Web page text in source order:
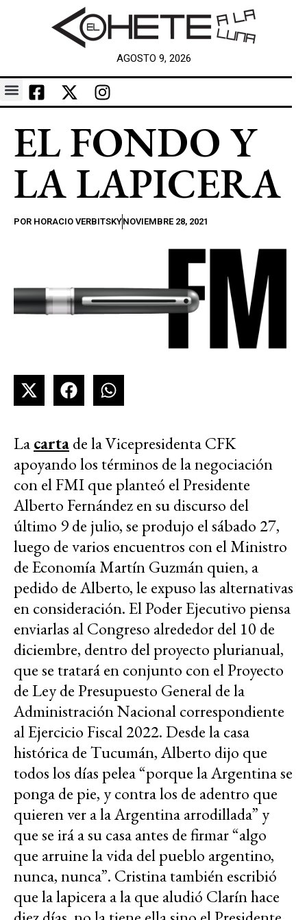
AGOSTO 9, 2026
EL FONDO Y
LA LAPICERA
POR HORACIO VERBITSKYNOVIEMBRE 28, 2021
Lacartade la Vicepresidenta CFK
apoyando los términos de la negociación
con el FMI que planteó el Presidente
Alberto Fernández en su discurso del
último 9 de julio, se produjo el sábado 27,
luego de varios encuentros con el Ministro
de Economía Martín Guzmán quien, a
pedido de Alberto, le expuso las alternativas
en consideración. El Poder Ejecutivo piensa
enviarlas al Congreso alrededor del 10 de
diciembre, dentro del proyecto plurianual,
que se tratará en conjunto con el Proyecto
de Ley de Presupuesto General de la
Administración Nacional correspondiente
al Ejercicio Fiscal 2022. Desde la casa
histórica de Tucumán, Alberto dijo que
todos los días pelea “porque la Argentina se
ponga de pie, y contra los de adentro que
quieren ver a la Argentina arrodillada” y
que se irá a su casa antes de firmar “algo
que arruine la vida del pueblo argentino,
nunca, nunca”. Cristina también escribió
que la lapicera a la que aludió Clarín hace